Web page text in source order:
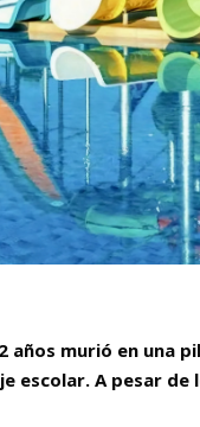
años murió en una
escolar. A pesar